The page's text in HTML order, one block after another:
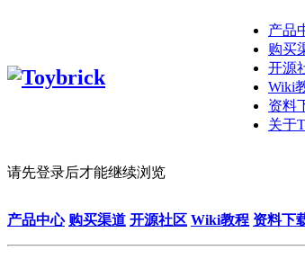
产品
购买
开源
Wiki
资料
关于
请先登录后才能继续浏览
产品中心 购买渠道 开源社区 Wiki教程 资料下